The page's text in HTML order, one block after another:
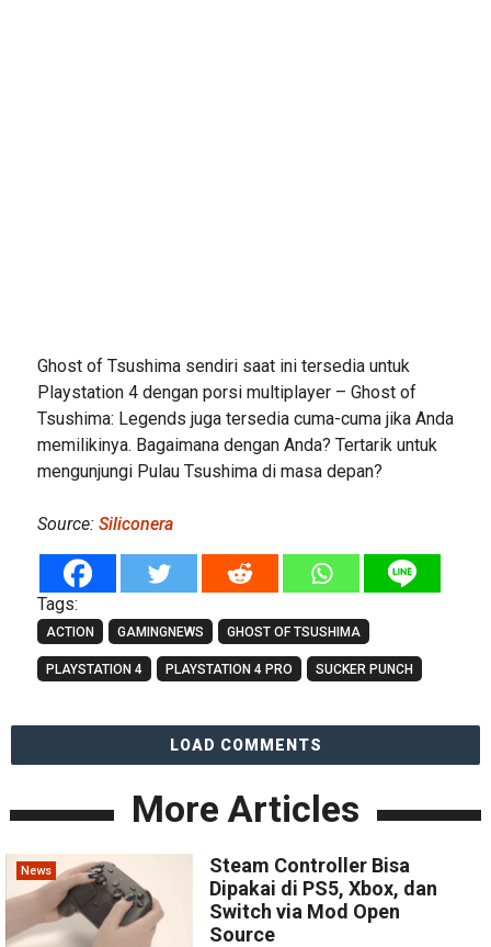
Ghost of Tsushima sendiri saat ini tersedia untuk
Playstation 4 dengan porsi multiplayer – Ghost of
Tsushima: Legends juga tersedia cuma-cuma jika Anda
memilikinya. Bagaimana dengan Anda? Tertarik untuk
mengunjungi Pulau Tsushima di masa depan?
Source: Siliconera
Tags:
ACTION GAMINGNEWS GHOST OF TSUSHIMA
PLAYSTATION 4 PLAYSTATION 4 PRO SUCKER PUNCH
LOAD COMMENTS
More Articles
News
Steam Controller Bisa
Dipakai di PS5, Xbox, dan
Switch via Mod Open
Source